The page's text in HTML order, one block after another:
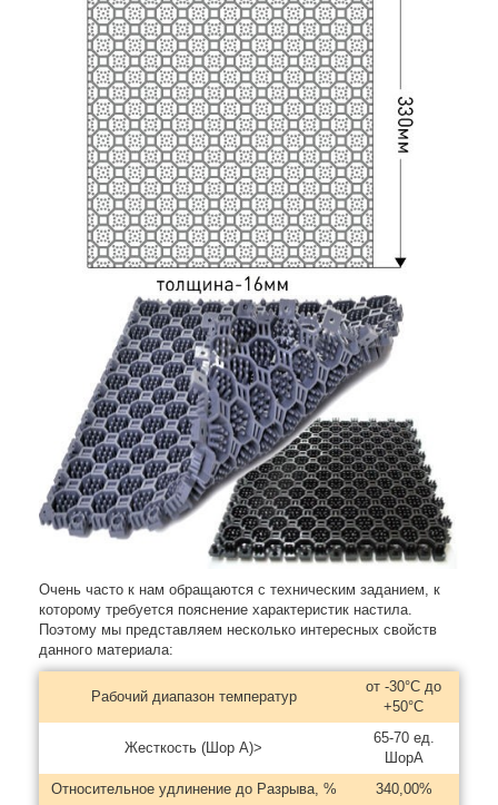
Очень часто к нам обращаются с техническим заданием, к
которому требуется пояснение характеристик настила.
Поэтому мы представляем несколько интересных свойств
данного материала:
Рабочий диапазон температур
от -30°С до
+50°С
Жесткость (Шор А)>
65-70 ед.
ШорА
Относительное удлинение до Разрыва, %
340,00%